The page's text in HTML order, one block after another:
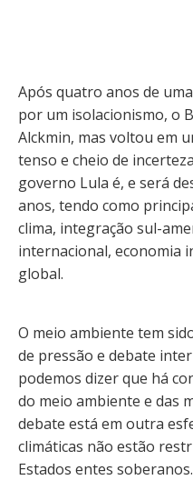
Após quatro anos de
por um isolacionismo, o
Alckmin, mas voltou em
tenso e cheio de
governo Lula é, e será
anos, tendo como
clima, integração sul-
internacional, economia
global.
O meio ambiente tem
de pressão e debate
podemos dizer que há
do meio ambiente e das
debate está em outra
climáticas não estão
Estados entes